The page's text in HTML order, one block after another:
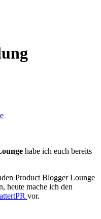
habe ich euch bereits
Product Blogger Lounge
heute mache ich den
vor.